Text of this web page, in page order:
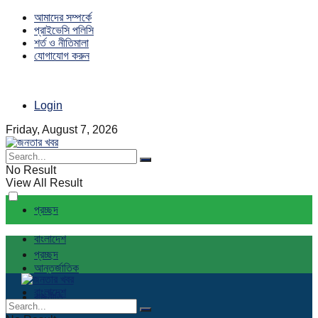
আমাদের সম্পর্কে
প্রাইভেসি পলিসি
শর্ত ও নীতিমালা
যোগাযোগ করুন
Login
Friday, August 7, 2026
No Result
View All Result
প্রচ্ছদ
বাংলাদেশ
আন্তর্জাতিক
রাজনীতি
প্রচ্ছদ
বাংলাদেশ